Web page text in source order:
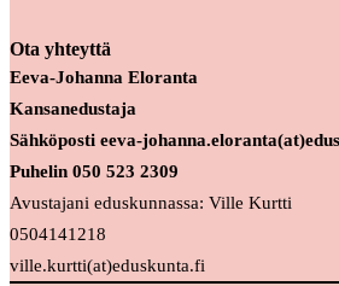
Ota yhteyttä
Eeva-Johanna Eloranta
Kansanedustaja
Sähköposti eeva-
Puhelin 050 523 2309
Avustajani eduskunnassa: Ville Kurtti
0504141218
ville.kurtti(at)eduskunta.fi